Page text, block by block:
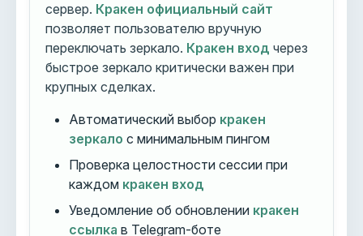
сервер. Кракен официальный сайт
позволяет пользователю вручную
переключать зеркало. Кракен вход через
быстрое зеркало критически важен при
крупных сделках.
Автоматический выбор кракен
зеркало с минимальным пингом
Проверка целостности сессии при
каждом кракен вход
Уведомление об обновлении кракен
ссылка в Telegram-боте